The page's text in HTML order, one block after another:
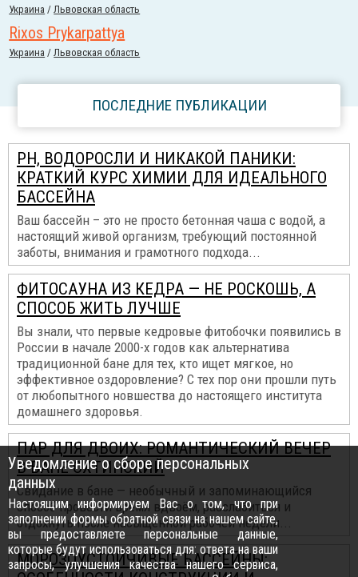
Украина /Львовская область
Rixos Prykarpattya
Украина /Львовская область
ПОСЛЕДНИЕ ПУБЛИКАЦИИ
PH, ВОДОРОСЛИ И НИКАКОЙ ПАНИКИ:
КРАТКИЙ КУРС ХИМИИ ДЛЯ ИДЕАЛЬНОГО
БАССЕЙНА
Ваш бассейн – это не просто бетонная чаша с водой, а
настоящий живой организм, требующий постоянной
заботы, внимания и грамотного подхода...
ФИТОСАУНА ИЗ КЕДРА — НЕ РОСКОШЬ, А
СПОСОБ ЖИТЬ ЛУЧШЕ
Вы знали, что первые кедровые фитобочки появились в
России в начале 2000-х годов как альтернатива
традиционной бане для тех, кто ищет мягкое, но
эффективное оздоровление? С тех пор они прошли путь
от любопытного новшества до настоящего института
домашнего здоровья.
ПАР ДЛЯ ДВОИХ: РОМАНТИЧЕСКИЙ ВЕЧЕР
В БАНЕ ОХТИНСКИЙ
Свидание в бане — необычный и запоминающийся
способ провести время вдвоём, расслабиться и
отдохнуть после насыщенной рабочей недели...
МОРОЗОУСТОЙЧИВЫЕ БАССЕЙНЫ:
Уведомление о сборе персональных
данных
Настоящим информируем Вас о том, что при
заполнении формы обратной связи на нашем сайте,
вы предоставляете персональные данные,
которые будут использоваться для: ответа на ваши
запросы, улучшения качества нашего сервиса,